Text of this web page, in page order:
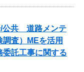
/公共 道路メンテ
査）MEを活用
委託工事に関する